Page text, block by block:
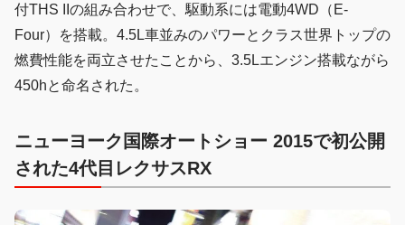
付THS IIの組み合わせで、駆動系には電動4WD（E-
Four）を搭載。4.5L車並みのパワーとクラス世界トップの
燃費性能を両立させたことから、3.5Lエンジン搭載ながら
450hと命名された。
ニューヨーク国際オートショー 2015で初公開
された4代目レクサスRX